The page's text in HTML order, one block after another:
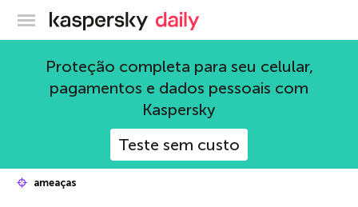
Blog oficial da Kaspersky
Proteção completa para seu celular,
pagamentos e dados pessoais com
Kaspersky
Teste sem custo
ameaças